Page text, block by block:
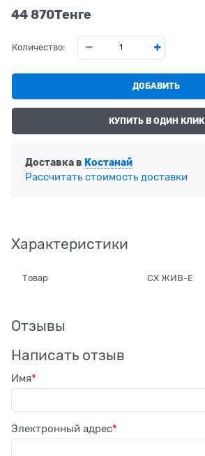
44 870Tенге
Количество:
ДОБАВИТЬ
КУПИТЬ В ОДИН КЛИК
Доставка в Костанай
Рассчитать стоимость доставки
Характеристики
Товар СХ ЖИВ-Е
Отзывы
Написать отзыв
Имя
Электронный адрес